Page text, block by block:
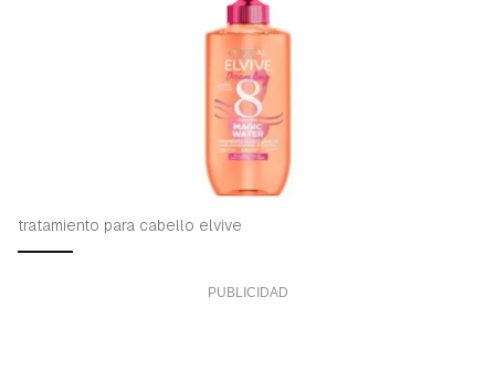
tratamiento para cabello elvive